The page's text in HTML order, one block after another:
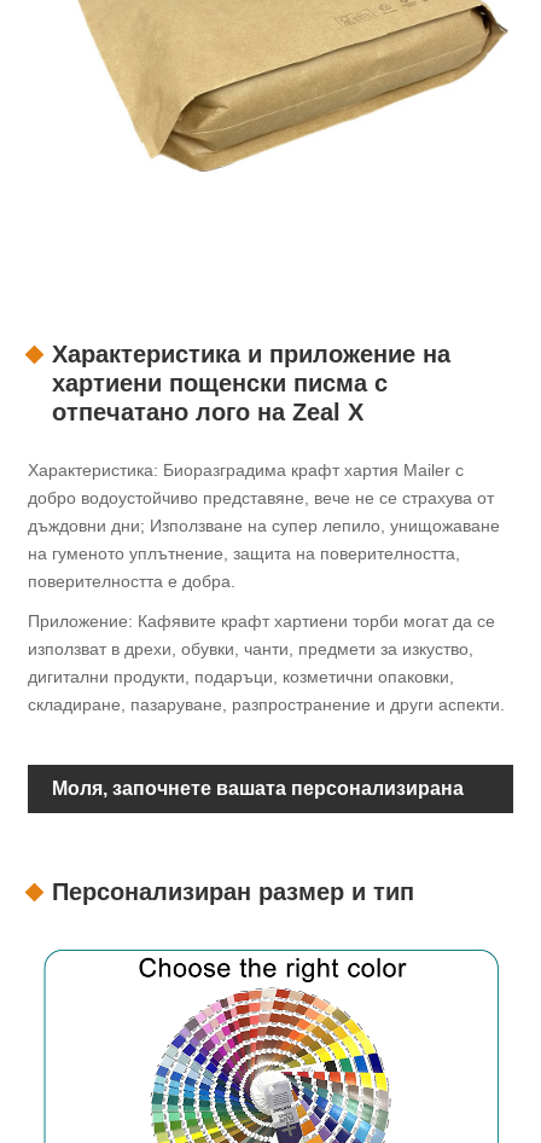
Характеристика и приложение на
хартиени пощенски писма с
отпечатано лого на Zeal X
Характеристика: Биоразградима крафт хартия Mailer с
добро водоустойчиво представяне, вече не се страхува от
дъждовни дни; Използване на супер лепило, унищожаване
на гуменото уплътнение, защита на поверителността,
поверителността е добра.
Приложение: Кафявите крафт хартиени торби могат да се
използват в дрехи, обувки, чанти, предмети за изкуство,
дигитални продукти, подаръци, козметични опаковки,
складиране, пазаруване, разпространение и други аспекти.
Моля, започнете вашата персонализирана
Персонализиран размер и тип